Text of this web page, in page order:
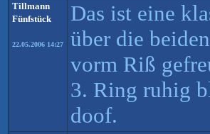
Tillmann
Fünfstück
22.05.2006 14:27
Das ist eine
über die
vorm Riß
3. Ring ruhig
doof.